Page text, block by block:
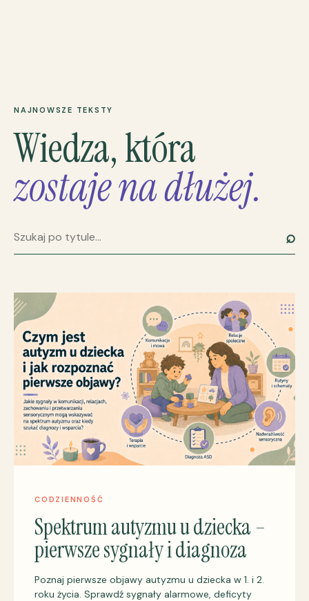
NAJNOWSZE TEKSTY
Wiedza, która
zostaje na dłużej.
Szukaj artykułu ⌕
CODZIENNOŚĆ
Spektrum autyzmu u dziecka –
pierwsze sygnały i diagnoza
Poznaj pierwsze objawy autyzmu u dziecka w 1. i 2.
roku życia. Sprawdź sygnały alarmowe, deficyty